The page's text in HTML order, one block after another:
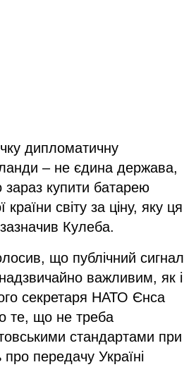
дипломатичну
– не єдина держава,
зараз купити батарею
світу за ціну, яку ця
Кулеба.
що публічний сигнал
важливим, як і
секретаря НАТО Єнса
те, що не треба
стандартами при
передачу Україні